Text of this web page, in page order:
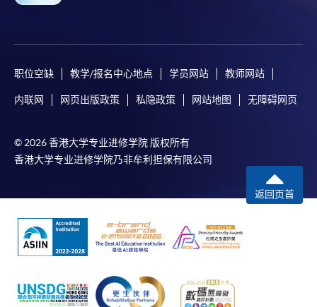
职位空缺 教学/报名中心地点 学员网站 教师网站
内联网 网页出版政策 私隐政策 网站地图 无障碍网页
© 2026 香港大学专业进修学院 版权所有
香港大学专业进修学院乃非牟利担保有限公司
返回页首